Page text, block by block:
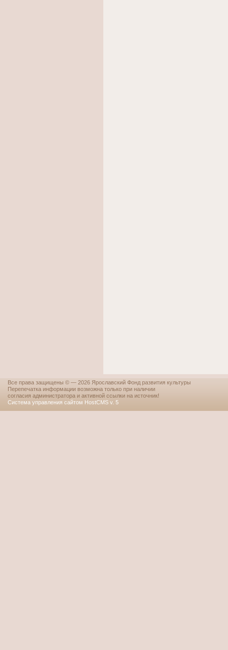
Все права защищены © — 2026 Ярославский Фонд развития культуры
Перепечатка информации возможна только при наличии
согласия администратора и активной ссылки на источник!
Система управления сайтом HostCMS v. 5